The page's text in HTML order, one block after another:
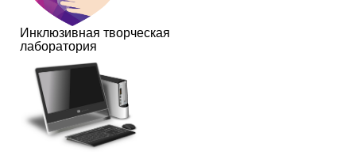
Инклюзивная творческая
лаборатория